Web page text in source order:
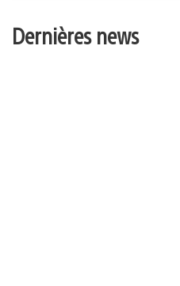
Dernières news